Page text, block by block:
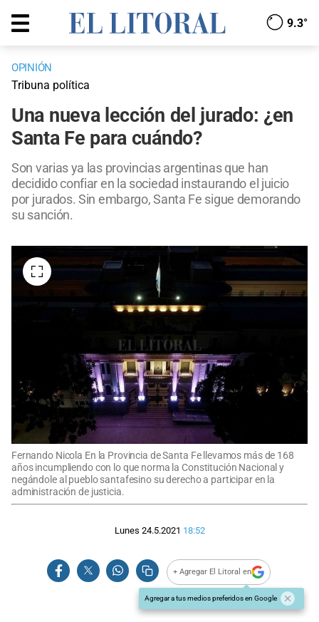
9.3°
OPINIÓN
Tribuna política
Una nueva lección del jurado: ¿en
Santa Fe para cuándo?
Son varias ya las provincias argentinas que han
decidido confiar en la sociedad instaurando el juicio
por jurados. Sin embargo, Santa Fe sigue demorando
su sanción.
Fernando Nicola En la Provincia de Santa Fe llevamos más de 168
años incumpliendo con lo que norma la Constitución Nacional y
negándole al pueblo santafesino su derecho a participar en la
administración de justicia.
Lunes 24.5.2021 18:52
+ Agregar El Litoral en
Agregar a tus medios preferidos en Google